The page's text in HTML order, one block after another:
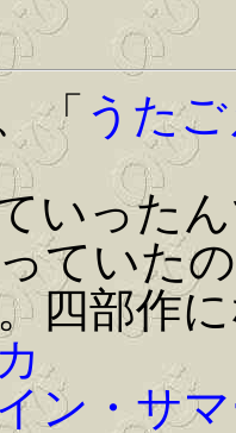
「 うた
いった
ていた
四部作
ン・サ